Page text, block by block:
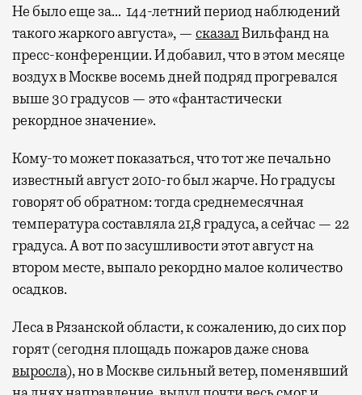
Не было еще за… 144-летний период наблюдений
такого жаркого августа», — сказалВильфанд на
пресс-конференции. И добавил, что в этом месяце
воздух в Москве восемь дней подряд прогревался
выше 30 градусов — это «фантастически
рекордное значение».
Кому-то может показаться, что тот же печально
известный август 2010-го был жарче. Но градусы
говорят об обратном: тогда среднемесячная
температура составляла 21,8 градуса, а сейчас — 22
градуса. А вот по засушливости этот август на
втором месте, выпало рекордно малое количество
осадков.
Леса в Рязанской области, к сожалению, до сих пор
горят (сегодня площадь пожаров даже снова
выросла), но в Москве сильный ветер, поменявший